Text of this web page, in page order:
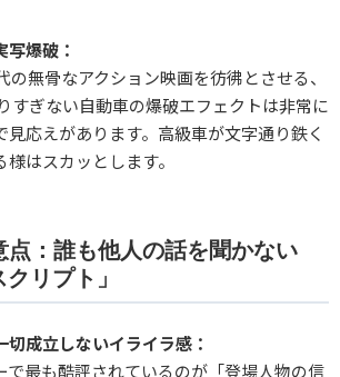
写爆破：
の無骨なアクション映画を彷彿とさせる、
すぎない自動車の爆破エフェクトは非常に
見応えがあります。高級車が文字通り鉄く
様はスカッとします。
点：誰も他人の話を聞かない
クリプト」
切成立しないイライラ感：
で最も酷評されているのが「登場人物の信